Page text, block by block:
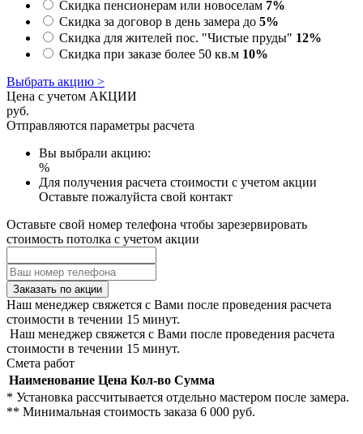
Скидка пенсионерам или новоселам 7%
Скидка за договор в день замера до 5%
Скидка для жителей пос. "Чистые пруды" 12%
Скидка при заказе более 50 кв.м 10%
Выбрать акцию >
Цена с учетом АКЦИИ
руб.
Отправляются параметры расчета
Вы выбрали акцию:
%
Для получения расчета стоимости с учетом акции
Оставьте пожалуйста свой контакт
Оставьте свой номер телефона чтобы зарезервировать
стоимость потолка с учетом акции
Заказать по акции
Наш менеджер свяжется с Вами после проведения расчета
стоимости в течении 15 минут.
Наш менеджер свяжется с Вами после проведения расчета
стоимости в течении 15 минут.
Смета работ
Наименование Цена Кол-во Сумма
* Установка рассчитывается отдельно мастером после замера.
** Минимальная стоимость заказа 6 000 руб.